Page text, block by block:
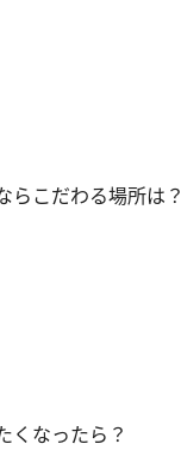
らこだわる場所は？
くなったら？